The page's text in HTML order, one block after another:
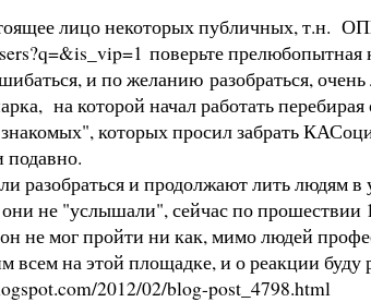
лицо некоторых публичных, т.н.
поверьте прелюбопытная
и по желанию разобраться,
на которой начал работать
которых просил забрать
разобраться и продолжают лить
не "услышали", сейчас по
не мог пройти ни как, мимо людей
на этой площадке, и о реакции буду
2012/02/blog-post_4798.html